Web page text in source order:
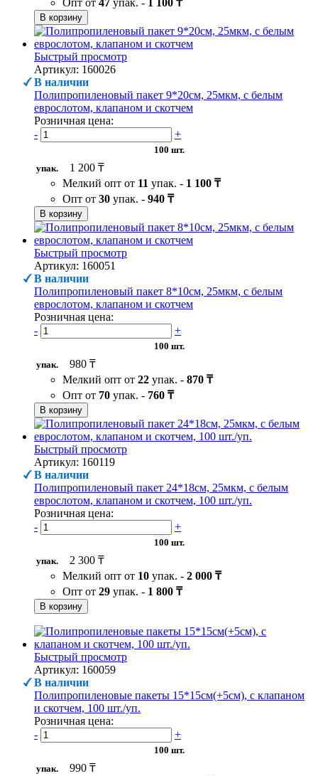
В корзину
Быстрый просмотр
Артикул: 160026
В наличии
Полипропиленовый пакет 9*20см, 25мкм, с белым
еврослотом, клапаном и скотчем
Розничная цена:
-
+
100 шт.
упак.
1 200 ₸
Мелкий опт от 11 упак. - 1 100 ₸
Опт от 30 упак. - 940 ₸
В корзину
Быстрый просмотр
Артикул: 160051
В наличии
Полипропиленовый пакет 8*10см, 25мкм, с белым
еврослотом, клапаном и скотчем
Розничная цена:
-
+
100 шт.
упак.
980 ₸
Мелкий опт от 22 упак. - 870 ₸
Опт от 70 упак. - 760 ₸
В корзину
Быстрый просмотр
Артикул: 160119
В наличии
Полипропиленовый пакет 24*18см, 25мкм, с белым
еврослотом, клапаном и скотчем, 100 шт./уп.
Розничная цена:
-
+
100 шт.
упак.
2 300 ₸
Мелкий опт от 10 упак. - 2 000 ₸
Опт от 29 упак. - 1 800 ₸
В корзину
Быстрый просмотр
Артикул: 160059
В наличии
Полипропиленовые пакеты 15*15см(+5см), с клапаном
и скотчем, 100 шт./уп.
Розничная цена:
-
+
100 шт.
упак.
990 ₸